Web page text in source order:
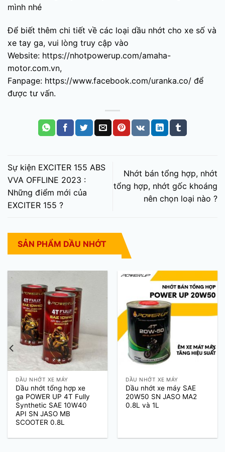
mình nhé
Để biết thêm chi tiết về các loại dầu nhớt cho xe số và
xe tay ga, vui lòng truy cập vào
Website: https://nhotpowerup.com/amaha-
motor.com.vn,
Fanpage: https://www.facebook.com/uranka.co/ để
được tư vấn.
Sự kiện EXCITER 155 ABS
VVA OFFLINE 2023 :
Những điểm mới của
EXCITER 155 ?
Nhớt bán tổng hợp, nhớt
tổng hợp, nhớt gốc khoáng
nên chọn loại nào ?
SẢN PHẨM DẦU NHỚT
DẦU NHỚT XE MÁY
Dầu nhớt tổng hợp xe
ga POWER UP 4T Fully
Synthetic SAE 10W40
API SN JASO MB
SCOOTER 0.8L
DẦU NHỚT XE MÁY
Dầu nhớt xe máy SAE
20W50 SN JASO MA2
0.8L và 1L